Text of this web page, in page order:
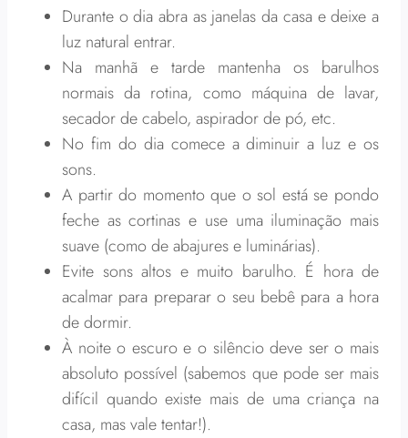
Durante o dia abra as janelas da casa e deixe a
luz natural entrar.
Na manhã e tarde mantenha os barulhos
normais da rotina, como máquina de lavar,
secador de cabelo, aspirador de pó, etc.
No fim do dia comece a diminuir a luz e os
sons.
A partir do momento que o sol está se pondo
feche as cortinas e use uma iluminação mais
suave (como de abajures e luminárias).
Evite sons altos e muito barulho. É hora de
acalmar para preparar o seu bebê para a hora
de dormir.
À noite o escuro e o silêncio deve ser o mais
absoluto possível (sabemos que pode ser mais
difícil quando existe mais de uma criança na
casa, mas vale tentar!).